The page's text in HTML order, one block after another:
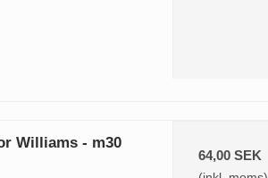
Williams - m30
64,00 SEK